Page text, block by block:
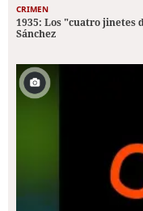
CRIMEN
1935: Los "cuatro jinetes
Sánchez